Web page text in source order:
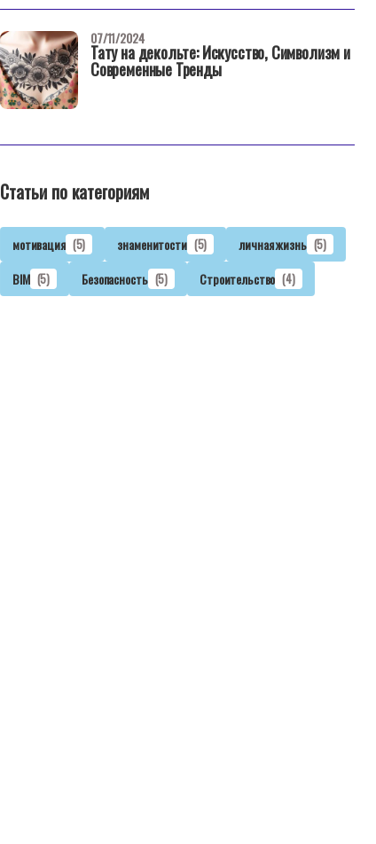
Тату на декольте: Искусство, Символизм и
Современные Тренды
07/11/2024
Статьи по категориям
мотивация (5) знаменитости (5) личная жизнь (5)
BIM (5) Безопасность (5) Строительство (4)